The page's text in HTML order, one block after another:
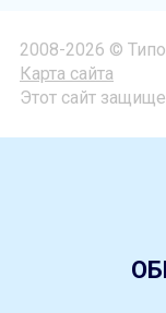
2008-2026 ©
Карта сайта
Этот сайт